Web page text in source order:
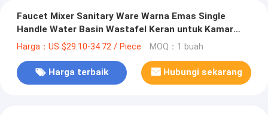
Faucet Mixer Sanitary Ware Warna Emas Single
Handle Water Basin Wastafel Keran untuk Kamar
Mandi
Harga：US $29.10-34.72 / Piece MOQ：1 buah
Harga terbaik Hubungi sekarang